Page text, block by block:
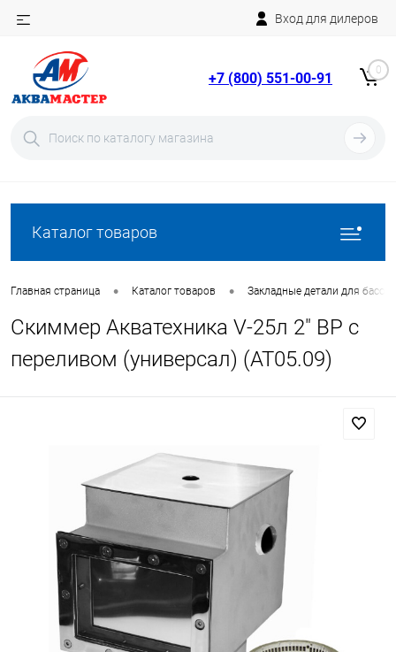
Вход для дилеров
+7 (800) 551-00-91 0
Каталог товаров
Главная страница • Каталог товаров • Закладные детали для
Скиммер Акватехника V-25л 2" ВР с
переливом (универсал) (AT05.09)